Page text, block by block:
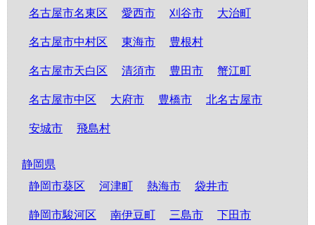
名古屋市名東区 愛西市 刈谷市 大治町
名古屋市中村区 東海市 豊根村
名古屋市天白区 清須市 豊田市 蟹江町
名古屋市中区 大府市 豊橋市 北名古屋市
安城市 飛島村
静岡県
静岡市葵区
河津町 熱海市 袋井市
静岡市駿河区 南伊豆町 三島市 下田市